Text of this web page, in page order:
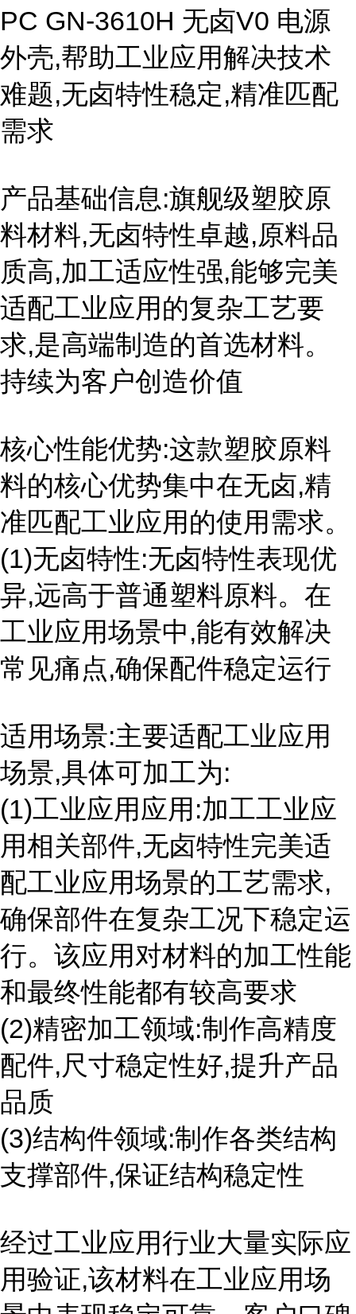
PC GN-3610H 无卤V0 电源
外壳,帮助工业应用解决技术
难题,无卤特性稳定,精准匹配
需求
产品基础信息:旗舰级塑胶原
料材料,无卤特性卓越,原料品
质高,加工适应性强,能够完美
适配工业应用的复杂工艺要
求,是高端制造的首选材料。
持续为客户创造价值
核心性能优势:这款塑胶原料
料的核心优势集中在无卤,精
准匹配工业应用的使用需求。
(1)无卤特性:无卤特性表现优
异,远高于普通塑料原料。在
工业应用场景中,能有效解决
常见痛点,确保配件稳定运行
适用场景:主要适配工业应用
场景,具体可加工为:
(1)工业应用应用:加工工业应
用相关部件,无卤特性完美适
配工业应用场景的工艺需求,
确保部件在复杂工况下稳定运
行。该应用对材料的加工性能
和最终性能都有较高要求
(2)精密加工领域:制作高精度
配件,尺寸稳定性好,提升产品
品质
(3)结构件领域:制作各类结构
支撑部件,保证结构稳定性
经过工业应用行业大量实际应
用验证,该材料在工业应用场